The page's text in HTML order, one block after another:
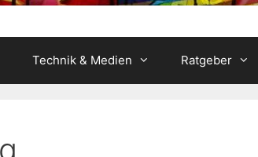
Technik & Medien Ratgeber